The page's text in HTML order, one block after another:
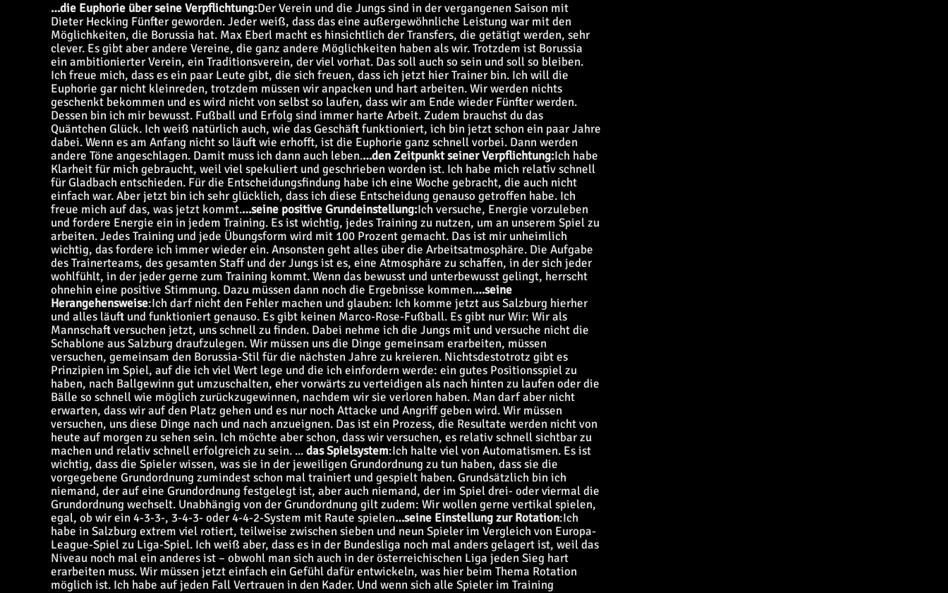
…die Euphorie über seine Verpflichtung:Der Verein und die Jungs sind in der vergangenen Saison mit
Dieter Hecking Fünfter geworden. Jeder weiß, dass das eine außergewöhnliche Leistung war mit den
Möglichkeiten, die Borussia hat. Max Eberl macht es hinsichtlich der Transfers, die getätigt werden, sehr
clever. Es gibt aber andere Vereine, die ganz andere Möglichkeiten haben als wir. Trotzdem ist Borussia
ein ambitionierter Verein, ein Traditionsverein, der viel vorhat. Das soll auch so sein und soll so bleiben.
Ich freue mich, dass es ein paar Leute gibt, die sich freuen, dass ich jetzt hier Trainer bin. Ich will die
Euphorie gar nicht kleinreden, trotzdem müssen wir anpacken und hart arbeiten. Wir werden nichts
geschenkt bekommen und es wird nicht von selbst so laufen, dass wir am Ende wieder Fünfter werden.
Dessen bin ich mir bewusst. Fußball und Erfolg sind immer harte Arbeit. Zudem brauchst du das
Quäntchen Glück. Ich weiß natürlich auch, wie das Geschäft funktioniert, ich bin jetzt schon ein paar Jahre
dabei. Wenn es am Anfang nicht so läuft wie erhofft, ist die Euphorie ganz schnell vorbei. Dann werden
andere Töne angeschlagen. Damit muss ich dann auch leben.…den Zeitpunkt seiner Verpflichtung:Ich habe
Klarheit für mich gebraucht, weil viel spekuliert und geschrieben worden ist. Ich habe mich relativ schnell
für Gladbach entschieden. Für die Entscheidungsfindung habe ich eine Woche gebracht, die auch nicht
einfach war. Aber jetzt bin ich sehr glücklich, dass ich diese Entscheidung genauso getroffen habe. Ich
freue mich auf das, was jetzt kommt.…seine positive Grundeinstellung:Ich versuche, Energie vorzuleben
und fordere Energie ein in jedem Training. Es ist wichtig, jedes Training zu nutzen, um an unserem Spiel zu
arbeiten. Jedes Training und jede Übungsform wird mit 100 Prozent gemacht. Das ist mir unheimlich
wichtig, das fordere ich immer wieder ein. Ansonsten geht alles über die Arbeitsatmosphäre. Die Aufgabe
des Trainerteams, des gesamten Staff und der Jungs ist es, eine Atmosphäre zu schaffen, in der sich jeder
wohlfühlt, in der jeder gerne zum Training kommt. Wenn das bewusst und unterbewusst gelingt, herrscht
ohnehin eine positive Stimmung. Dazu müssen dann noch die Ergebnisse kommen.…seine
Herangehensweise:Ich darf nicht den Fehler machen und glauben: Ich komme jetzt aus Salzburg hierher
und alles läuft und funktioniert genauso. Es gibt keinen Marco-Rose-Fußball. Es gibt nur Wir: Wir als
Mannschaft versuchen jetzt, uns schnell zu finden. Dabei nehme ich die Jungs mit und versuche nicht die
Schablone aus Salzburg draufzulegen. Wir müssen uns die Dinge gemeinsam erarbeiten, müssen
versuchen, gemeinsam den Borussia-Stil für die nächsten Jahre zu kreieren. Nichtsdestotrotz gibt es
Prinzipien im Spiel, auf die ich viel Wert lege und die ich einfordern werde: ein gutes Positionsspiel zu
haben, nach Ballgewinn gut umzuschalten, eher vorwärts zu verteidigen als nach hinten zu laufen oder die
Bälle so schnell wie möglich zurückzugewinnen, nachdem wir sie verloren haben. Man darf aber nicht
erwarten, dass wir auf den Platz gehen und es nur noch Attacke und Angriff geben wird. Wir müssen
versuchen, uns diese Dinge nach und nach anzueignen. Das ist ein Prozess, die Resultate werden nicht von
heute auf morgen zu sehen sein. Ich möchte aber schon, dass wir versuchen, es relativ schnell sichtbar zu
machen und relativ schnell erfolgreich zu sein. ...das Spielsystem:Ich halte viel von Automatismen. Es ist
wichtig, dass die Spieler wissen, was sie in der jeweiligen Grundordnung zu tun haben, dass sie die
vorgegebene Grundordnung zumindest schon mal trainiert und gespielt haben. Grundsätzlich bin ich
niemand, der auf eine Grundordnung festgelegt ist, aber auch niemand, der im Spiel drei- oder viermal die
Grundordnung wechselt. Unabhängig von der Grundordnung gilt zudem: Wir wollen gerne vertikal spielen,
egal, ob wir ein 4-3-3-, 3-4-3- oder 4-4-2-System mit Raute spielen…seine Einstellung zur Rotation:Ich
habe in Salzburg extrem viel rotiert, teilweise zwischen sieben und neun Spieler im Vergleich von Europa-
League-Spiel zu Liga-Spiel. Ich weiß aber, dass es in der Bundesliga noch mal anders gelagert ist, weil das
Niveau noch mal ein anderes ist – obwohl man sich auch in der österreichischen Liga jeden Sieg hart
erarbeiten muss. Wir müssen jetzt einfach ein Gefühl dafür entwickeln, was hier beim Thema Rotation
möglich ist. Ich habe auf jeden Fall Vertrauen in den Kader. Und wenn sich alle Spieler im Training